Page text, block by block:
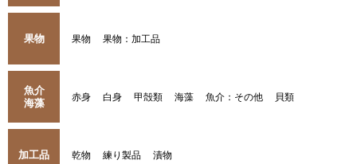
果物 果物 果物：加工品
魚介
海藻
赤身 白身 甲殻類 海藻 魚介：その他 貝類
加工品 乾物 練り製品 漬物